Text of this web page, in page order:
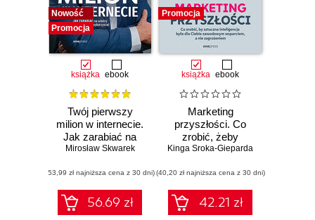
Nowość
Promocja
książka ebook
Twój pierwszy
milion w internecie.
Jak zarabiać na
wiedzy i
wykorzystać swój
potencjał
Mirosław Skwarek
(53,99 zł najniższa cena z 30 dni)
56.69 zł
Promocja
książka ebook
Marketing
przyszłości. Co
zrobić, żeby
sztuczna
Ciebie
zawodowym
wsparciem, a nie
zagrożeniem
Kinga Sroka-Gieparda
(40,20 zł najniższa cena z 30 dni)
42.21 zł